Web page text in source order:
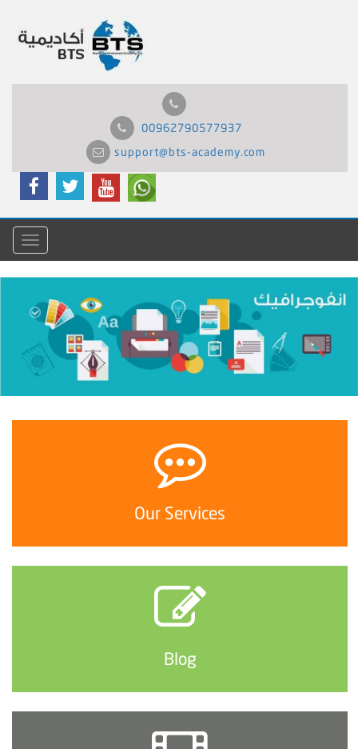
00962790577937
support@bts-academy.com
Menu
Our Services
Blog